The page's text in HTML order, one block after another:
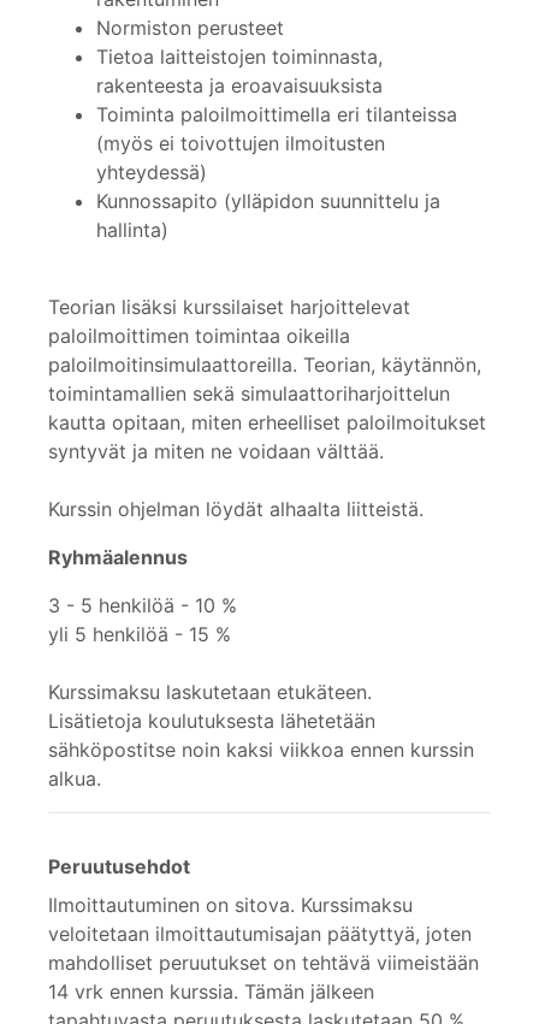
Normiston perusteet
Tietoa laitteistojen toiminnasta,
rakenteesta ja eroavaisuuksista
Toiminta paloilmoittimella eri tilanteissa
(myös ei toivottujen ilmoitusten
yhteydessä)
Kunnossapito (ylläpidon suunnittelu ja
hallinta)
Teorian lisäksi kurssilaiset harjoittelevat
paloilmoittimen toimintaa oikeilla
paloilmoitinsimulaattoreilla. Teorian, käytännön,
toimintamallien sekä simulaattoriharjoittelun
kautta opitaan, miten erheelliset paloilmoitukset
syntyvät ja miten ne voidaan välttää.
Kurssin ohjelman löydät alhaalta liitteistä.
Ryhmäalennus
3 - 5 henkilöä - 10 %
yli 5 henkilöä - 15 %
Kurssimaksu laskutetaan etukäteen.
Lisätietoja koulutuksesta lähetetään
sähköpostitse noin kaksi viikkoa ennen kurssin
alkua.
Peruutusehdot
Ilmoittautuminen on sitova. Kurssimaksu
veloitetaan ilmoittautumisajan päätyttyä, joten
mahdolliset peruutukset on tehtävä viimeistään
14 vrk ennen kurssia. Tämän jälkeen